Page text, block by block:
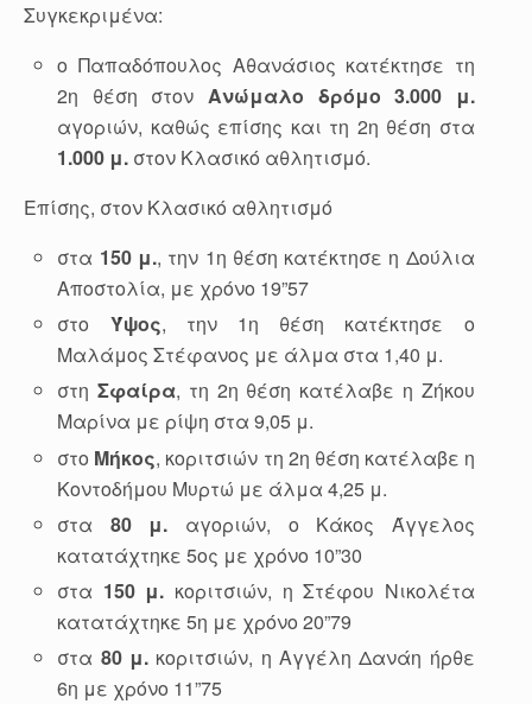
Συγκεκριμένα:
ο Παπαδόπουλος Αθανάσιος κατέκτησε τη
2η θέση στον Ανώμαλο δρόμο 3.000 μ.
αγοριών, καθώς επίσης και τη 2η θέση στα
1.000 μ. στον Κλασικό αθλητισμό.
Επίσης, στον Κλασικό αθλητισμό
στα 150 μ., την 1η θέση κατέκτησε η Δούλια
Αποστολία, με χρόνο 19”57
στο Ύψος, την 1η θέση κατέκτησε ο
Μαλάμος Στέφανος με άλμα στα 1,40 μ.
στηΣφαίρα, τη 2η θέση κατέλαβε η Ζήκου
Μαρίνα με ρίψη στα 9,05 μ.
στο Μήκος, κοριτσιών τη 2η θέση κατέλαβε η
Κοντοδήμου Μυρτώ με άλμα 4,25 μ.
στα 80 μ. αγοριών, ο Κάκος Άγγελος
κατατάχτηκε 5ος με χρόνο 10”30
στα 150 μ. κοριτσιών, η Στέφου Νικολέτα
κατατάχτηκε 5η με χρόνο 20”79
στα 80 μ. κοριτσιών, η Αγγέλη Δανάη ήρθε
6η με χρόνο 11”75